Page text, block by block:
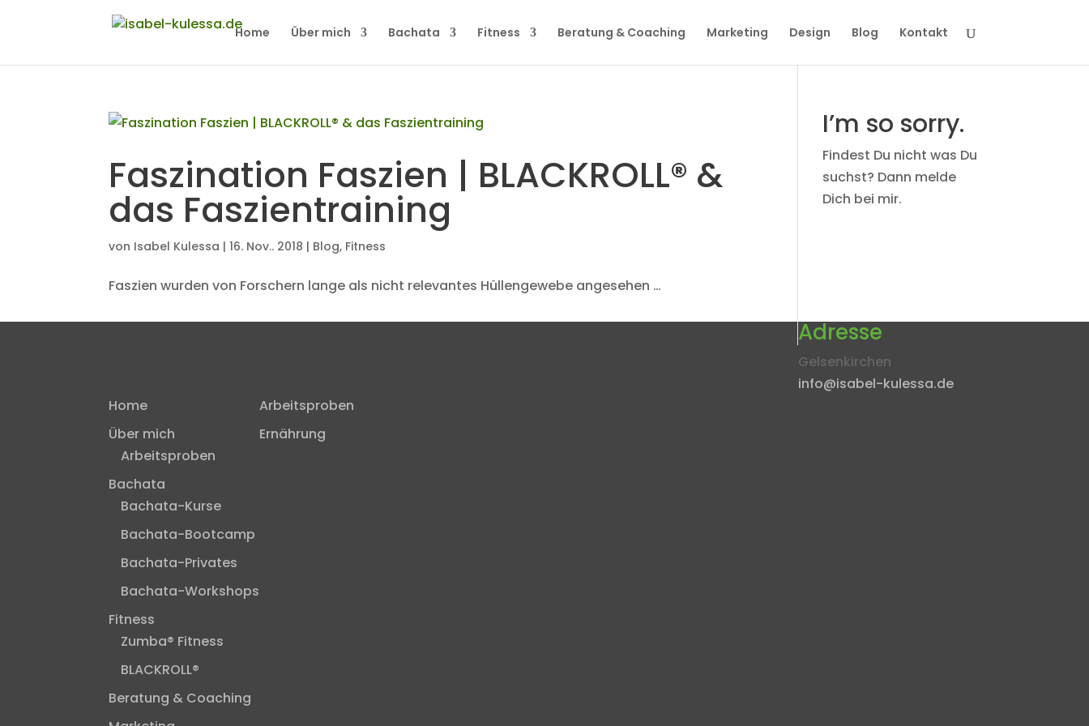
Home Über mich Bachata Fitness Beratung & Coaching Marketing Design Blog Kontakt
Faszination Faszien | BLACKROLL® &
das Faszientraining
von Isabel Kulessa |16. Nov.. 2018 | Blog, Fitness
Faszien wurden von Forschern lange als nicht relevantes Hüllengewebe angesehen …
I’m so sorry.
Findest Du nicht was Du
suchst? Dann melde
Dich bei mir.
Adresse
Gelsenkirchen
info@isabel-kulessa.de
Home
Über mich
Arbeitsproben
Bachata
Bachata-Kurse
Bachata-Bootcamp
Bachata-Privates
Bachata-Workshops
Fitness
Zumba® Fitness
BLACKROLL®
Beratung & Coaching
Arbeitsproben
Ernährung